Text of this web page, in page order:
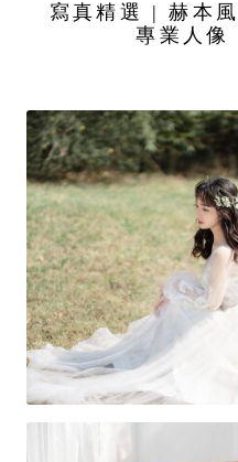
寫真精選 | 赫本
專業人像